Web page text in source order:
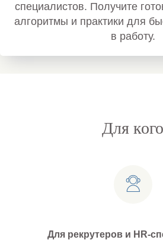
специалистов. Получите
алгоритмы и практики для
в работу.
Для кого
Для рекрутеров и HR-